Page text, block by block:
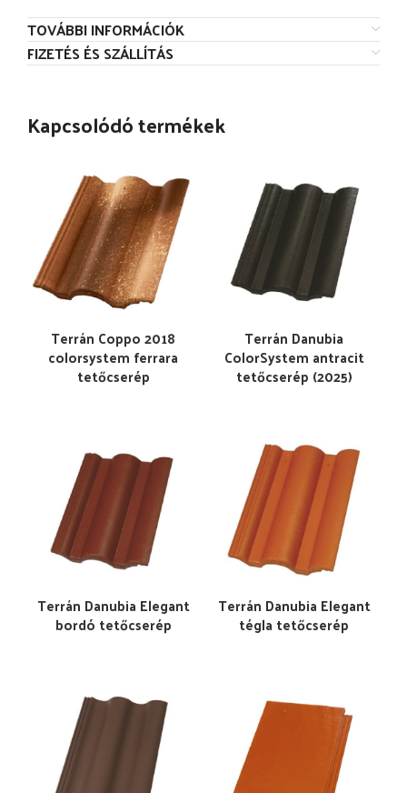
TOVÁBBI INFORMÁCIÓK
FIZETÉS ÉS SZÁLLÍTÁS
Kapcsolódó termékek
Terrán Coppo 2018
colorsystem ferrara
tetőcserép
Terrán Danubia
ColorSystem antracit
tetőcserép (2025)
Terrán Danubia Elegant
bordó tetőcserép
Terrán Danubia Elegant
tégla tetőcserép